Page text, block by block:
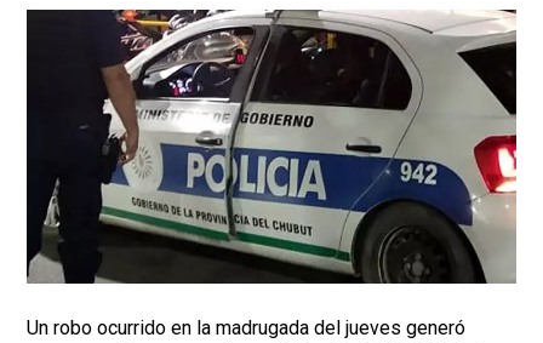
Un robo ocurrido en la madrugada del jueves generó